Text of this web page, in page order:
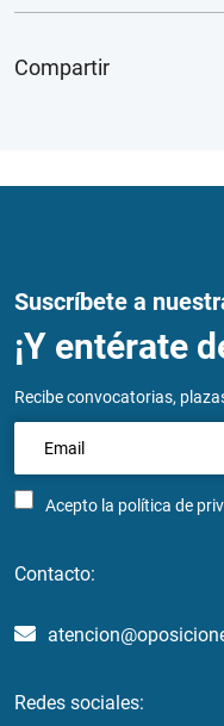
Compartir
Suscríbete a
¡Y entérate
Recibe convocatorias,
Acepto la política de
Contacto:
Redes sociales: